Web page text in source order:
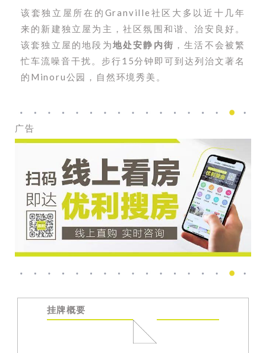
该套独立屋所在的Granville社区大多以近十几年
来的新建独立屋为主，社区氛围和谐、治安良好。
该套独立屋的地段为地处安静内街 ，生活不会被繁
忙车流噪音干扰。步行15分钟即可到达列治文著名
的Minoru公园，自然环境秀美。
广告
挂牌概要